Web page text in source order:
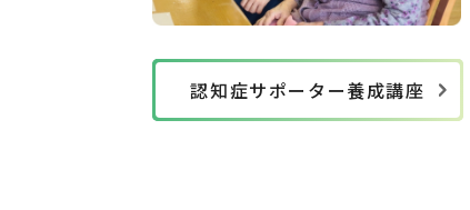
認知症サポーター養成講座